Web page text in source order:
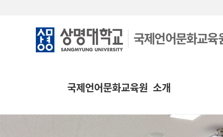
국제언어문화교육
국제언어문화교육원 소개